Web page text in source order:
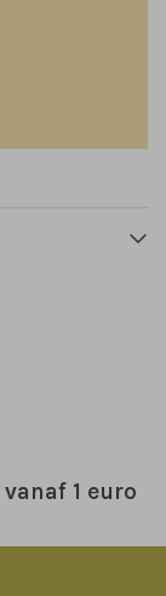
vanaf 1 euro